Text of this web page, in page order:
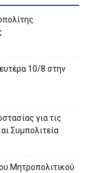
10/8 στην
για τις
Συμπολιτεία
Μητροπολιτικού